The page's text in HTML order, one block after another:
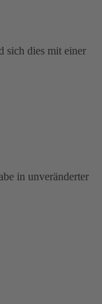
sich dies mit einer
in unveränderter